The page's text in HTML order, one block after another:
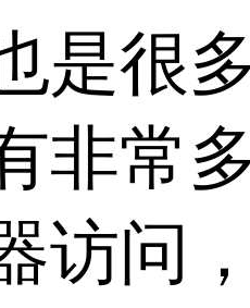
很多
非常
访问